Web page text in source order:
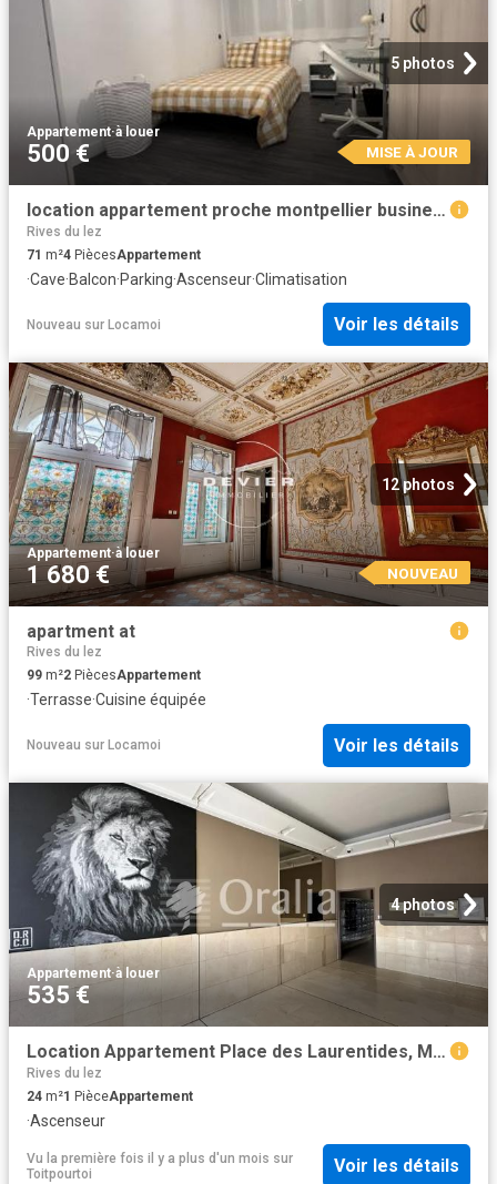
5 photos
Appartement·à louer
500 € MISE À JOUR
location appartement proche montpellier busine 4 pièces 71 m2 herault 34070 500 €
Rives du lez
71 m²4 PiècesAppartement
·Cave·Balcon·Parking·Ascenseur·Climatisation
Nouveau sur Locamoi Voir les détails
12 photos
Appartement·à louer
1 680 € NOUVEAU
apartment at
Rives du lez
99 m²2 PiècesAppartement
·Terrasse·Cuisine équipée
Nouveau sur Locamoi Voir les détails
4 photos
Appartement·à louer
535 €
Location Appartement Place des Laurentides, Montpellier
Rives du lez
24 m²1 PièceAppartement
·Ascenseur
Vu la première fois il y a plus d'un mois sur
Toitpourtoi
Voir les détails